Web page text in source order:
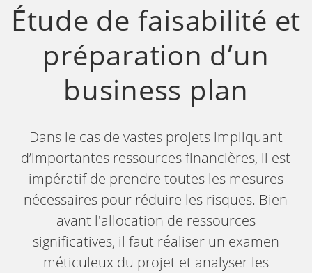
Étude de faisabilité et
préparation d’un
business plan
Dans le cas de vastes projets impliquant
d’importantes ressources financières, il est
impératif de prendre toutes les mesures
nécessaires pour réduire les risques. Bien
avant l'allocation de ressources
significatives, il faut réaliser un examen
méticuleux du projet et analyser les